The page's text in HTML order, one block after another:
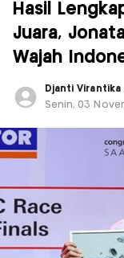
Hasil
Juara,
Wajah
Djanti Virantika
Senin, 03